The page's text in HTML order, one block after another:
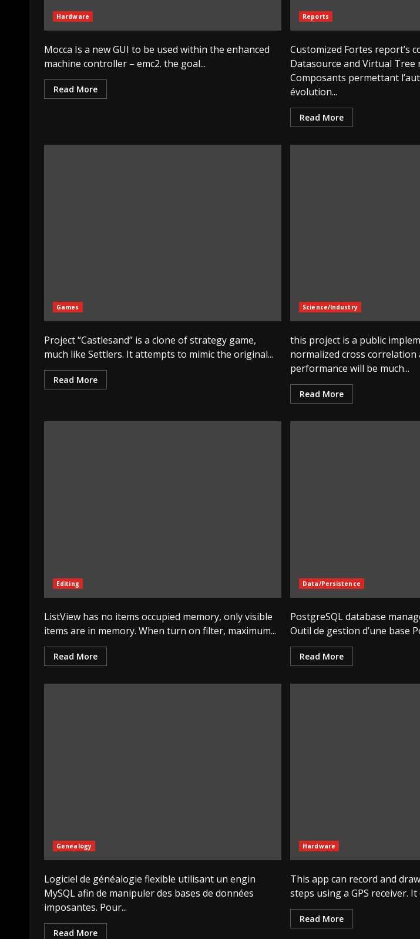
Hardware
Mocca Is a new GUI to be used within the enhanced
machine controller – emc2. the goal...
Read More
Reports
Customized Fortes report’s
Datasource and Virtual Tree
Composants permettant
évolution...
Read More
Games
Project “Castlesand” is a clone of strategy game,
much like Settlers. It attempts to mimic the original...
Read More
Science/Industry
this project is a public
normalized cross
performance will be much...
Read More
Editing
ListView has no items occupied memory, only visible
items are in memory. When turn on filter, maximum...
Read More
Data/Persistence
PostgreSQL database
Outil de gestion d’une base
Read More
Genealogy
Logiciel de généalogie flexible utilisant un engin
MySQL afin de manipuler des bases de données
imposantes. Pour...
Read More
Hardware
This app can record and
steps using a GPS receiver. It
Read More